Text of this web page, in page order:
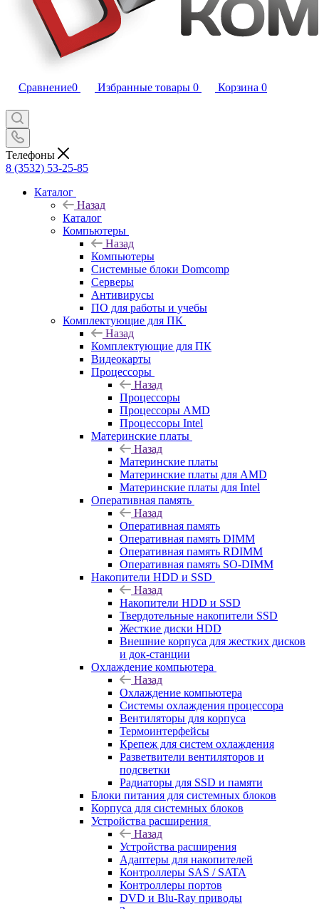
Сравнение0 Избранные товары 0 Корзина 0
Телефоны
8 (3532) 53-25-85
Каталог
Назад
Каталог
Компьютеры
Назад
Компьютеры
Системные блоки Domcomp
Серверы
Антивирусы
ПО для работы и учебы
Комплектующие для ПК
Назад
Комплектующие для ПК
Видеокарты
Процессоры
Назад
Процессоры
Процессоры AMD
Процессоры Intel
Материнские платы
Назад
Материнские платы
Материнские платы для AMD
Материнские платы для Intel
Оперативная память
Назад
Оперативная память
Оперативная память DIMM
Оперативная память RDIMM
Оперативная память SO-DIMM
Накопители HDD и SSD
Назад
Накопители HDD и SSD
Твердотельные накопители SSD
Жесткие диски HDD
Внешние корпуса для жестких дисков
и док-станции
Охлаждение компьютера
Назад
Охлаждение компьютера
Системы охлаждения процессора
Вентиляторы для корпуса
Термоинтерфейсы
Крепеж для систем охлаждения
Разветвители вентиляторов и
подсветки
Радиаторы для SSD и памяти
Блоки питания для системных блоков
Корпуса для системных блоков
Устройства расширения
Назад
Устройства расширения
Адаптеры для накопителей
Контроллеры SAS / SATA
Контроллеры портов
DVD и Blu-Ray приводы